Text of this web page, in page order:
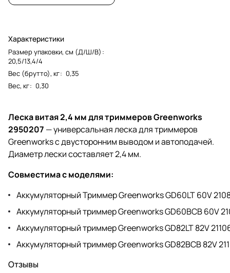
Характеристики
Размер упаковки, см (Д/Ш/В) :
20,5/13,4/4
Вес (брутто), кг: 0,35
Вес, кг: 0,30
Леска витая 2,4 мм для триммеров Greenworks
2950207 — универсальная леска для триммеров
Greenworks c двусторонним выводом и автоподачей.
Диаметр лески составляет 2,4 мм.
Совместима с моделями:
Аккумуляторный Триммер Greenworks GD60LT 60V
Аккумуляторный триммер Greenworks GD60BCB 60V
Аккумуляторный триммер Greenworks GD82LT 82V
Аккумуляторный триммер Greenworks GD82BCB 82V
Отзывы